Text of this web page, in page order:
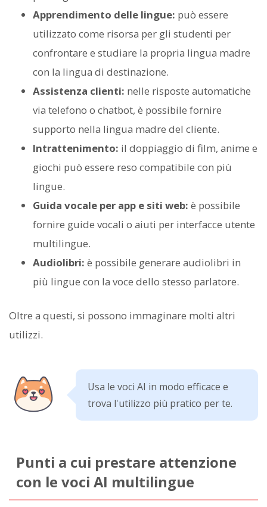
Apprendimento delle lingue: può essere
utilizzato come risorsa per gli studenti per
confrontare e studiare la propria lingua madre
con la lingua di destinazione.
Assistenza clienti: nelle risposte automatiche
via telefono o chatbot, è possibile fornire
supporto nella lingua madre del cliente.
Intrattenimento: il doppiaggio di film, anime e
giochi può essere reso compatibile con più
lingue.
Guida vocale per app e siti web: è possibile
fornire guide vocali o aiuti per interfacce utente
multilingue.
Audiolibri: è possibile generare audiolibri in
più lingue con la voce dello stesso parlatore.
Oltre a questi, si possono immaginare molti altri
utilizzi.
Usa le voci AI in modo efficace e
trova l'utilizzo più pratico per te.
Punti a cui prestare attenzione
con le voci AI multilingue